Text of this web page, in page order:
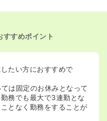
すすめポイント
たい方におすすめで
は固定のお休みとなって
務でも最大で3連勤とな
となく勤務をすることが